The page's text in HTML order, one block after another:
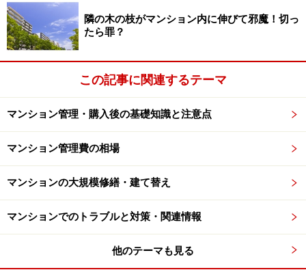
く確認しておきましょう。ゴミが落ちていてもそのまま
だったり、ほこりが溜まっていたり、郵便受けの前にチ
ラシが散乱していたり、エレベーター内に落書きがあっ
たりしたら要注意です。
管理員が常駐していても清掃業務は別の人（あるいは別
契約）の場合があるほか、他の居住者のマナーの問題に
自転車置き場などの状態にも注意が必要です。まるで放
マナーに欠ける居住者がいると考えて間違いないでしょ
う。ゴミ置き場の状態などもしっかりと確認しておきた
隣の木の枝がマンション内に伸びて邪魔！切っ
たら罪？
この記事に関連するテーマ
マンション管理・購入後の基礎知識と注意点
マンション管理費の相場
マンションの大規模修繕・建て替え
マンションでのトラブルと対策・関連情報
他のテーマも見る